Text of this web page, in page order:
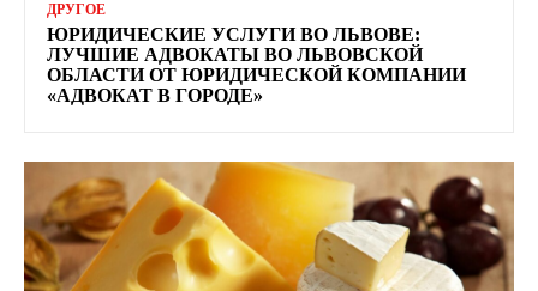
ДРУГОЕ
ЮРИДИЧЕСКИЕ УСЛУГИ ВО ЛЬВОВЕ:
ЛУЧШИЕ АДВОКАТЫ ВО ЛЬВОВСКОЙ
ОБЛАСТИ ОТ ЮРИДИЧЕСКОЙ КОМПАНИИ
«АДВОКАТ В ГОРОДЕ»